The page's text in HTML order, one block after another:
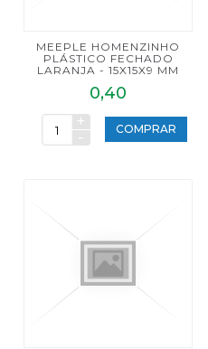
MEEPLE HOMENZINHO
PLÁSTICO FECHADO
LARANJA - 15X15X9 MM
0,40
+
-
COMPRAR